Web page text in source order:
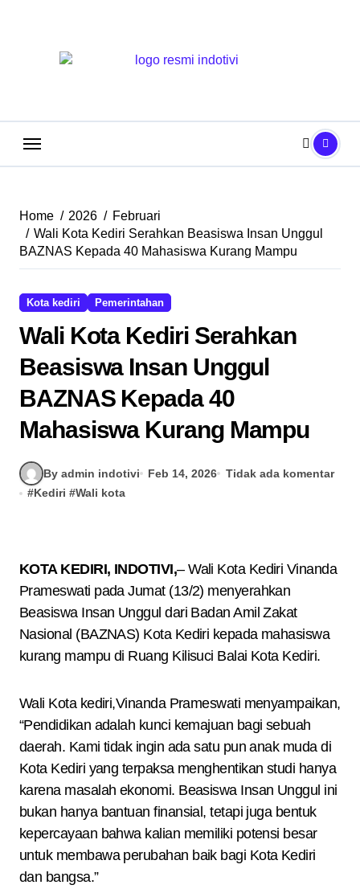
Home 2026
Februari
Wali Kota Kediri Serahkan Beasiswa Insan Unggul
BAZNAS Kepada 40 Mahasiswa Kurang Mampu
Kota kediri Pemerintahan
Wali Kota Kediri Serahkan
Beasiswa Insan Unggul
BAZNAS Kepada 40
Mahasiswa Kurang Mampu
By admin indotivi Feb 14, 2026
Tidak ada komentar
#Kediri #Wali kota
KOTA KEDIRI, INDOTIVI,– Wali Kota Kediri Vinanda
Prameswati pada Jumat (13/2) menyerahkan
Beasiswa Insan Unggul dari Badan Amil Zakat
Nasional (BAZNAS) Kota Kediri kepada mahasiswa
kurang mampu di Ruang Kilisuci Balai Kota Kediri.
Wali Kota kediri,Vinanda Prameswati menyampaikan,
“Pendidikan adalah kunci kemajuan bagi sebuah
daerah. Kami tidak ingin ada satu pun anak muda di
Kota Kediri yang terpaksa menghentikan studi hanya
karena masalah ekonomi. Beasiswa Insan Unggul ini
bukan hanya bantuan finansial, tetapi juga bentuk
kepercayaan bahwa kalian memiliki potensi besar
untuk membawa perubahan baik bagi Kota Kediri
dan bangsa.”